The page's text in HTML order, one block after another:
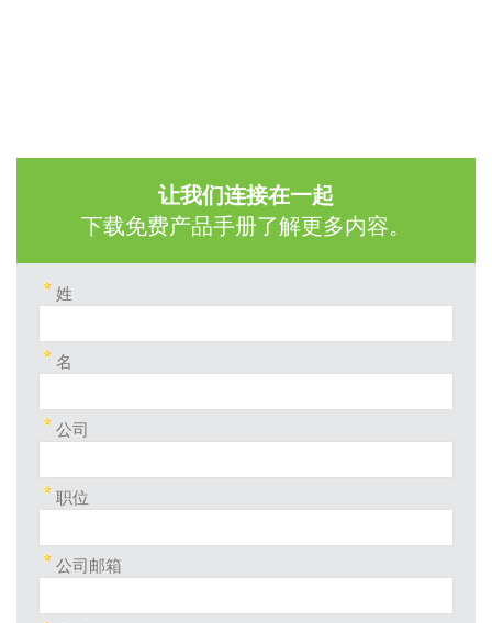
让我们连接在一起
下载免费产品手册了解更多内容。
姓
名
公司
职位
公司邮箱